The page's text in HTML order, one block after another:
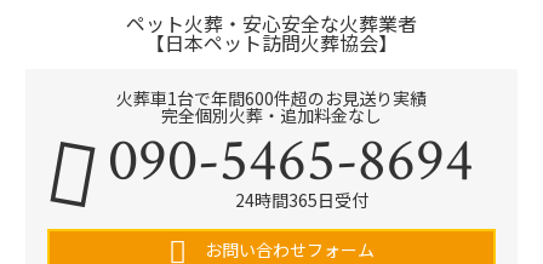
ペット火葬・安心安全な火葬業者
【日本ペット訪問火葬協会】
火葬車1台で年間600件超のお見送り実績
完全個別火葬・追加料金なし
090-5465-8694
24時間365日受付
お問い合わせフォーム